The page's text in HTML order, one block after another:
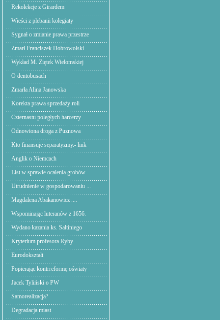
Rekolekcje z Girardem
Wieści z plebanii kolegiaty
Sygnał o zmianie prawa przestrze
Zmarł Franciszek Dobrowolski
Wykład M. Ziętek Wielomskiej
O dentobusach
Zmarła Alina Janowska
Korekta prawa sprzedaży roli
Czternastu poległych harcerzy
Odnowiona droga z Puznowa
Kto finansuje separatyzmy.- link
Anglik o Niemcach
List w sprawie ocalenia grobów
Utrudnienie w gospodarowaniu ...
Magdalena Abakanowicz ....
Wspominając luteranów z 1656.
Wydano kazania ks. Saltiniego
Kryterium profesora Ryby
Eurodokształt
Popierając kontrreformę oświaty
Jacek Tyliński o PW
Samorealizacja?
Degradacja miast